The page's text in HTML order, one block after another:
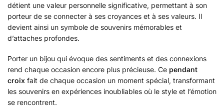
détient une valeur personnelle significative, permettant à son
porteur de se connecter à ses croyances et à ses valeurs. Il
devient ainsi un symbole de souvenirs mémorables et
d’attaches profondes.
Porter un bijou qui évoque des sentiments et des connexions
rend chaque occasion encore plus précieuse. Ce pendant
croix fait de chaque occasion un moment spécial, transformant
les souvenirs en expériences inoubliables où le style et l’émotion
se rencontrent.